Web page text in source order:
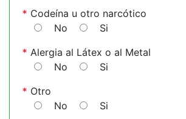
* Codeína u otro narcótico
No
Si
* Alergia al Látex o al Metal
No
Si
* Otro
No
Si